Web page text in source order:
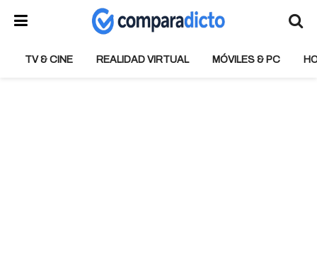
TV & CINE REALIDAD VIRTUAL MÓVILES & PC